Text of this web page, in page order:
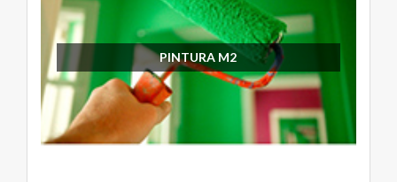
PINTURA M2